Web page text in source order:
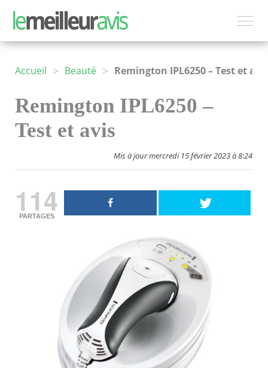
Accueil > Beauté >
Remington IPL6250 –
Test et avis
Mis à jour mercredi 15 février 2023 à 8:24
114
PARTAGES